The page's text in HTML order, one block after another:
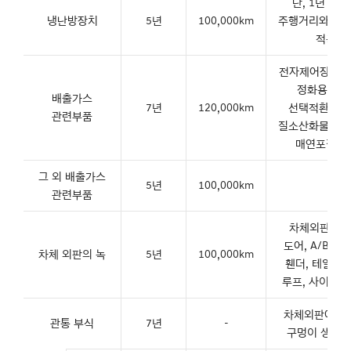
냉난방장치 5년 100,000km
단, 1년 이내
주행거리와 무
적용
배출가스
관련부품
7년 120,000km
전자제어장치
정화용 촉
선택적환원
질소산화물저
매연포집필
그 외 배출가스
관련부품
5년 100,000km
차체 외판의 녹 5년 100,000km
차체외판 :
도어, A/B/C
휀더, 테일게
루프, 사이드
관통 부식 7년 -
차체외판에 녹
구멍이 생긴